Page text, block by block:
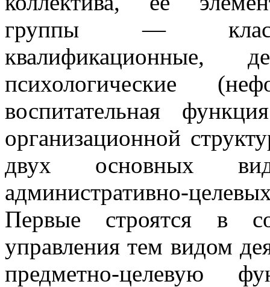
группы —
квалификационные,
психологические
воспитательная
организационной
двух основных
административно-
Первые строятся в
управления тем видом
предметно-целевую